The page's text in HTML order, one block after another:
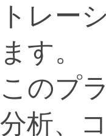
トレー
ます。
このプ
分析、